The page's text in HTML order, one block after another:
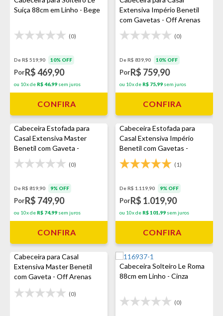
Suíça 88cm em Linho - Bege
(0)
De R$ 519,90 10% OFF
PorR$ 469,90
ou 10x de R$ 46,99 sem juros
CONFIRA
Extensiva Império Benetil
com Gavetas - Off Arenas
(0)
De R$ 839,90 10% OFF
PorR$ 759,90
ou 10x de R$ 75,99 sem juros
CONFIRA
Cabeceira Estofada para
Casal Extensiva Master
Benetil com Gaveta -
Cinamomo
(0)
De R$ 819,90 9% OFF
PorR$ 749,90
ou 10x de R$ 74,99 sem juros
CONFIRA
Cabeceira Estofada para
Casal Extensiva Império
Benetil com Gavetas -
Cinamomo/Off White
(1)
De R$ 1.119,90 9% OFF
PorR$ 1.019,90
ou 10x de R$ 101,99 sem juros
CONFIRA
Cabeceira para Casal
Extensiva Master Benetil
com Gaveta - Off Arenas
(0)
Cabeceira Solteiro Le Roma
88cm em Linho - Cinza
(0)